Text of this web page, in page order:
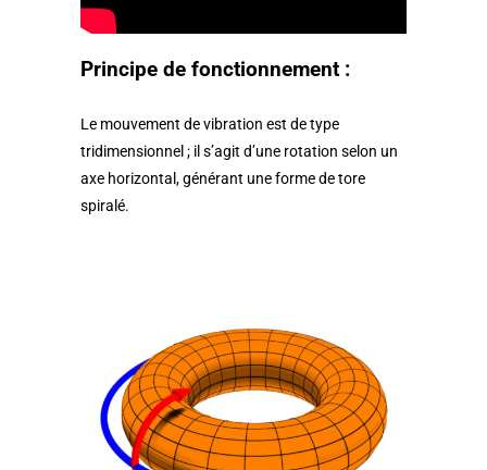
Principe de fonctionnement :
Le mouvement de vibration est de type
tridimensionnel ; il s’agit d’une rotation selon un
axe horizontal, générant une forme de tore
spiralé.